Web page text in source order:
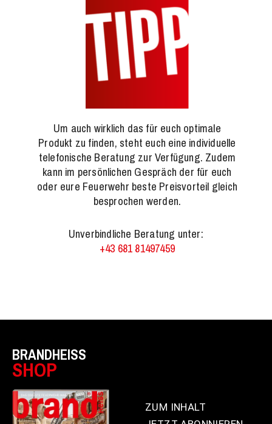
Um auch wirklich das für euch optimale
Produkt zu finden, steht euch eine individuelle
telefonische Beratung zur Verfügung. Zudem
kann im persönlichen Gespräch der für euch
oder eure Feuerwehr beste Preisvorteil gleich
besprochen werden.
Unverbindliche Beratung unter:
+43 681 81497459
BRANDHEISS
SHOP
ZUM INHALT